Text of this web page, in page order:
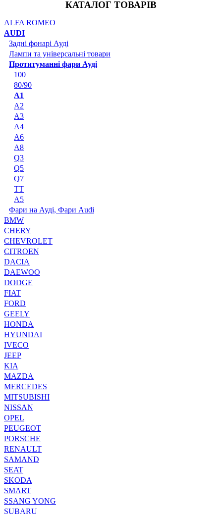
КАТАЛОГ ТОВАРІВ
ALFA ROMEO
AUDI
Задні фонарі Ауді
Лампи та універсальні товари
Протитуманні фари Ауді
100
80/90
A1
A2
A3
A4
A6
A8
Q3
Q5
Q7
TT
А5
Фари на Ауді, Фари Audi
BMW
CHERY
CHEVROLET
CITROEN
DACIA
DAEWOO
DODGE
FIAT
FORD
GEELY
HONDA
HYUNDAI
IVECO
JEEP
KIA
MAZDA
MERCEDES
MITSUBISHI
NISSAN
OPEL
PEUGEOT
PORSCHE
RENAULT
SAMAND
SEAT
SKODA
SMART
SSANG YONG
SUBARU